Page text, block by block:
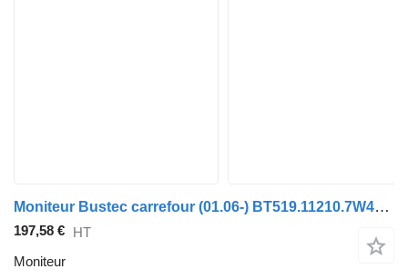
Moniteur Bustec carrefour (01.06-) BT519.11210.7W4D0A.BA pour Irisbus Arway, Crossway, Crealis, Magelys, Proway, Daily Tourys (2006-)
197,58 € HT
Moniteur